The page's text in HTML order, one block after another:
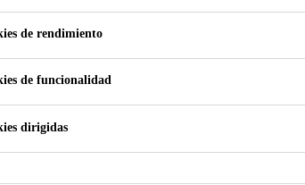
ESPECIALIZADA PARA SU
de rendimiento
de funcionalidad
dirigidas